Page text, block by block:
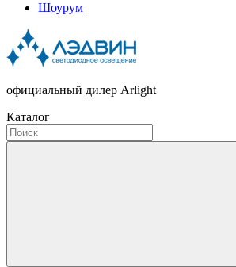
Шоурум
официальный дилер Arlight
Каталог